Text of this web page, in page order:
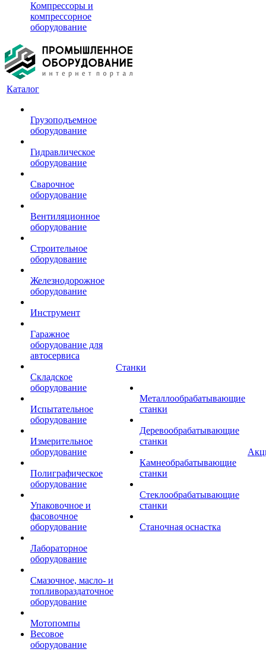
Компрессоры и
компрессорное
оборудование
Каталог
Грузоподъемное
оборудование
Гидравлическое
оборудование
Сварочное
оборудование
Вентиляционное
оборудование
Строительное
оборудование
Железнодорожное
оборудование
Инструмент
Гаражное
оборудование для
автосервиса
Складское
оборудование
Испытательное
оборудование
Измерительное
оборудование
Полиграфическое
оборудование
Упаковочное и
фасовочное
оборудование
Лабораторное
оборудование
Смазочное, масло- и
топливораздаточное
оборудование
Мотопомпы
Весовое
оборудование
Станки
Металлообрабатывающие
станки
Деревообрабатывающие
станки
Камнеобрабатывающие
станки
Стеклообрабатывающие
станки
Станочная оснастка